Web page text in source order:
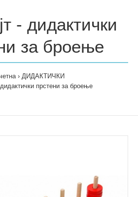
- дидактички
за броење
ДИДАКТИЧКИ
прстени за броење